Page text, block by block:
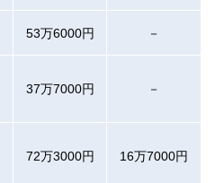
53万6000円 －
37万7000円 －
72万3000円 16万7000円